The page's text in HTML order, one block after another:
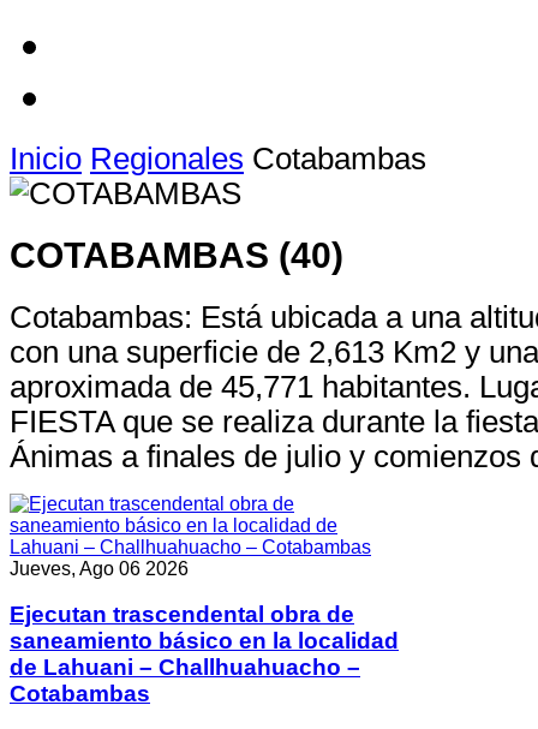
Inicio Regionales Cotabambas
COTABAMBAS (40)
Cotabambas: Está ubicada a una
con una superficie de 2,613 Km2 y
aproximada de 45,771 habitantes.
FIESTA que se realiza durante la
Ánimas a finales de julio y comienzos
Jueves, Ago 06 2026
Ejecutan trascendental obra de
saneamiento básico en la localidad
de Lahuani – Challhuahuacho –
Cotabambas